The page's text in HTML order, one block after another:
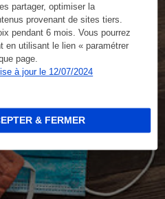
partager, optimiser la
provenant de sites tiers.
pendant 6 mois. Vous pourrez
en utilisant le lien « paramétrer
page.
à jour le 12/07/2024
& FERMER